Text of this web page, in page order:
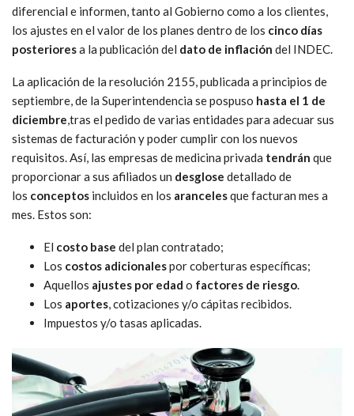
diferencial e informen, tanto al Gobierno como a los clientes,
los ajustes en el valor de los planes dentro de los cinco días
posterioresa la publicación del dato de inflación del INDEC.
La aplicación de la resolución 2155, publicada a principios de
septiembre, de la Superintendencia se pospuso hasta el 1 de
diciembre ,tras el pedido de varias entidades para adecuar sus
sistemas de facturación y poder cumplir con los nuevos
requisitos. Así, las empresas de medicina privada tendrán que
proporcionar a sus afiliados un desglose detallado de
los conceptos incluidos en los arancelesque facturan mes a
mes. Estos son:
El costo base del plan contratado;
Los costos adicionalespor coberturas específicas;
Aquellos ajustes por edad o factores de riesgo
Los aportes , cotizaciones y/o cápitas recibidos.
Impuestos y/o tasas aplicadas.